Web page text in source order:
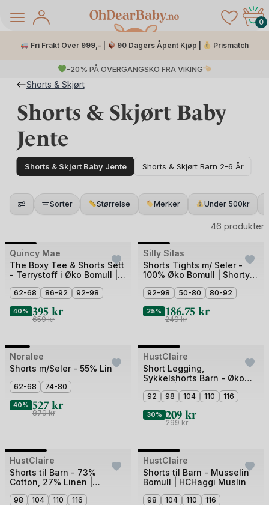
0
Fri Frakt Over 999,- | 90 Dagers Åpent Kjøp | Prismatch
-20% PÅ OVERGANGSKO FRA VIKING
Salg
Shorts & Skjørt
Shorts & Skjørt Baby
Jente
Shorts & Skjørt Baby Jente Shorts & Skjørt Barn 2-6 År
Sorter Størrelse Merker Under 500kr
46 produkter
Outlet
Bilde
av
4
Quincy Mae
The Boxy Tee & Shorts Sett
- Terrystoff i Øko Bomull |
62-68 86-92 92-98
40% 395 kr
659kr
Bilde
av
4
Silly Silas
Shorts Tights m/ Seler -
100% Øko Bomull | Shorty
92-98 50-80 80-92
25% 186.75 kr
249kr
Outlet
Bilde
av
Noralee
Shorts m/Seler - 55% Lin
62-68 74-80
40% 527 kr
879kr
Outlet
Bilde
av
HustClaire
Short Legging,
Sykkelshorts Barn - Øko
Bomull | HCLilian Blooming
92 98 104 110 116
30% 209 kr
299kr
Outlet
Bilde
av
HustClaire
Shorts til Barn - 73%
Cotton, 27% Linen |
98 104 110 116
Outlet
Bilde
av
HustClaire
Shorts til Barn - Musselin
Bomull | HCHaggi Muslin
98 104 110 116